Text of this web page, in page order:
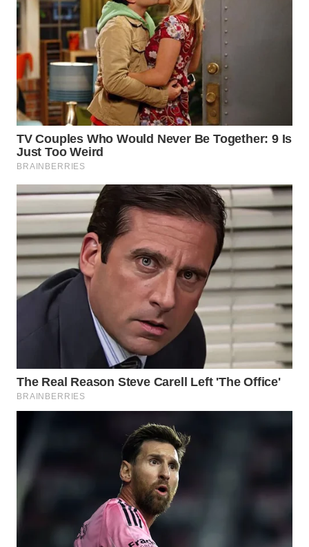
WN
INDRAMAYU
WN
KUNINGAN
WN
MAJALENGKA
WN
WN
SUKABUMI
WN
PURWAKARTA
WN
SEMARANG